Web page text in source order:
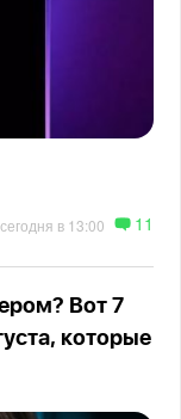
сегодня в 13:00 11
Вот 7
которые